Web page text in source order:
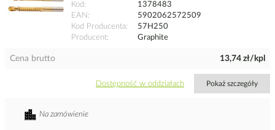
Kod
1378483
EAN
5902062572509
Kod Producenta
57H250
Producent
Graphite
Cena brutto 13,74 zł/kpl
Dostępność w oddziałach Pokaż szczegóły
Na zamówienie